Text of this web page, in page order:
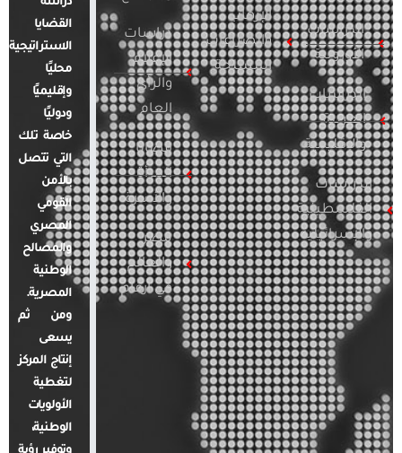
الدراسات
الأوروبية
الدراسات
العربية
والإقليمية
الدراسات
الفلسطينية
والإسرائيلية
الإرهاب
والصراعات
المسلحة
دراسات
الإعلام
والرأي
العام
قضايا
المرأة
والأسرة
مصر
والعالم
في أرقام
القضايا
الاستراتيجية
محليًا
وإقليميًا
ودوليًا
خاصة تلك
التي تتصل
بالأمن
القومي
المصري
والمصالح
الوطنية
المصرية.
ومن ثم
يسعى
إنتاج المركز
لتغطية
الأولويات
الوطنية،